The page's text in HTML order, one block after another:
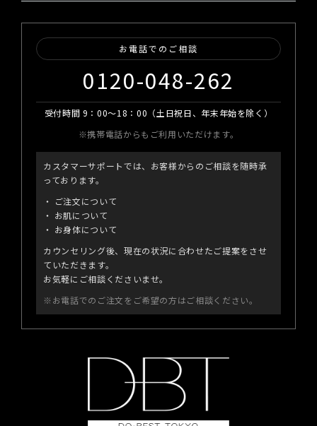
お電話でのご相談
0120-048-262
受付時間 9：00～18：00（土日祝日、年末年始を除く）
※携帯電話からもご利用いただけます。
カスタマーサポートでは、お客様からのご相談を随時承
っております。
ご注文について
お肌について
お身体について
カウンセリング後、現在の状況に合わせたご提案をさせ
ていただきます。
お気軽にご相談くださいませ。
※お電話でのご注文をご希望の方はご相談ください。